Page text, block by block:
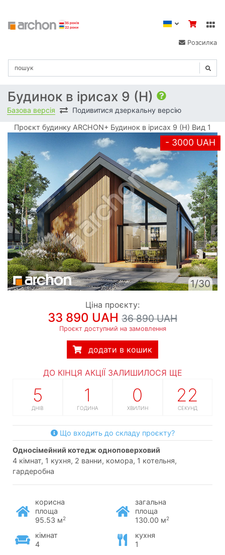
Розсилка
Будинок в ірисах 9 (Н)
Базова версія Подивитися дзеркальну версію
Проєкт будинку ARCHON+ Будинок в ірисах 9 (Н) Вид 1
- 3000 UAH
1/30
Ціна проєкту:
33 890 UAH 36 890 UAH
Проєкт доступний на замовлення
додати в кошик
ДО КІНЦЯ АКЦІЇ ЗАЛИШИЛОСЯ ЩЕ
5
ДНІВ
1
ГОДИНА
0
ХВИЛИН
21
СЕКУНД
Що входить до складу проєкту?
односімейний котедж одноповерховий
4 кімнат, 1 кухня, 2 ванни, комора, 1 котельня,
гардеробна
корисна
площа
95.53 м2
загальна
площа
130.00 м2
кімнат
4
кухня
1